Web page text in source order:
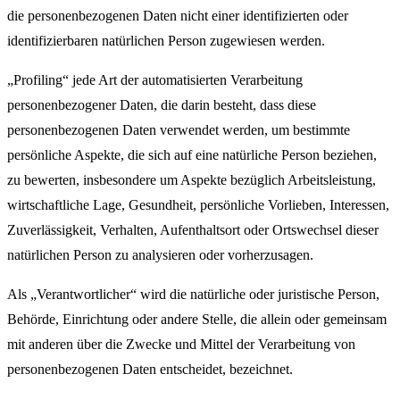
die personenbezogenen Daten nicht einer identifizierten oder
identifizierbaren natürlichen Person zugewiesen werden.
„Profiling“ jede Art der automatisierten Verarbeitung
personenbezogener Daten, die darin besteht, dass diese
personenbezogenen Daten verwendet werden, um bestimmte
persönliche Aspekte, die sich auf eine natürliche Person beziehen,
zu bewerten, insbesondere um Aspekte bezüglich Arbeitsleistung,
wirtschaftliche Lage, Gesundheit, persönliche Vorlieben, Interessen,
Zuverlässigkeit, Verhalten, Aufenthaltsort oder Ortswechsel dieser
natürlichen Person zu analysieren oder vorherzusagen.
Als „Verantwortlicher“ wird die natürliche oder juristische Person,
Behörde, Einrichtung oder andere Stelle, die allein oder gemeinsam
mit anderen über die Zwecke und Mittel der Verarbeitung von
personenbezogenen Daten entscheidet, bezeichnet.